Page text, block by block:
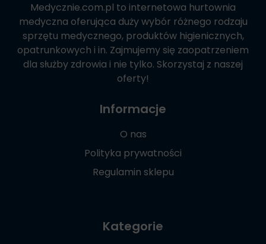
Medycznie.com.pl to internetowa hurtownia
medyczna oferująca duży wybór różnego rodzaju
sprzętu medycznego, produktów higienicznych,
opatrunkowych i in. Zajmujemy się zaopatrzeniem
dla służby zdrowia i nie tylko. Skorzystaj z naszej
oferty!
Informacje
O nas
Polityka prywatności
Regulamin sklepu
Kategorie